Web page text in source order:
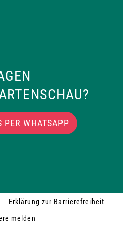
PER WHATSAPP
Erklärung zur Barrierefreiheit
melden